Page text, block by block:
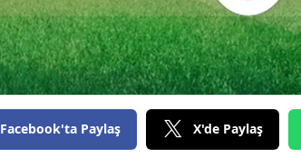
Facebook'ta Paylaş X'de Paylaş